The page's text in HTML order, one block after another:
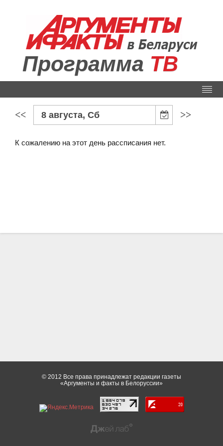
Программа ТВ
<< 8 августа, Сб >>
К сожалению на этот день рассписания нет.
© 2012 Все права принадлежат редакции газеты
«Аргументы и факты в Белоруссии»